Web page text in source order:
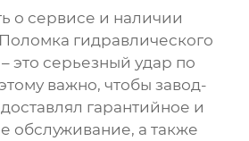
о сервисе и наличии
гидравлического
– это серьезный удар по
важно, чтобы завод-
гарантийное и
обслуживание, а также